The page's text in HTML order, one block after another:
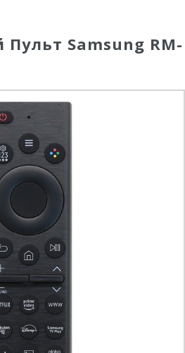
Пульт Samsung RM-